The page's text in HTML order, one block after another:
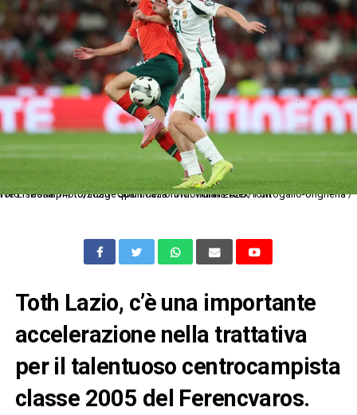
Pre Lisbona 14/10/2025 - qualificazioni Mondiali 2026 / Portogallo-Ungheria / foto Pressinphoto/Image Sport nella foto: Vitinha-Alex Toth
Toth Lazio, c’è una importante
accelerazione nella trattativa
per il talentuoso centrocampista
classe 2005 del Ferencvaros.